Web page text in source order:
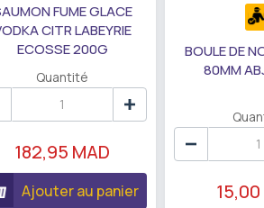
FUME GLACE
CITR LABEYRIE
ECOSSE 200G
Quantité
182,95 MAD
Ajouter au panier
BOULE DE
80MM